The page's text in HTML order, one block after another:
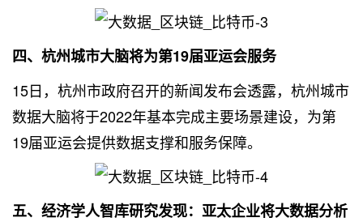
四、杭州城市大脑将为第19届亚运会服务
15日，杭州市政府召开的新闻发布会透露，杭州城市
数据大脑将于2022年基本完成主要场景建设，为第
19届亚运会提供数据支撑和服务保障。
五、经济学人智库研究发现：亚太企业将大数据分析